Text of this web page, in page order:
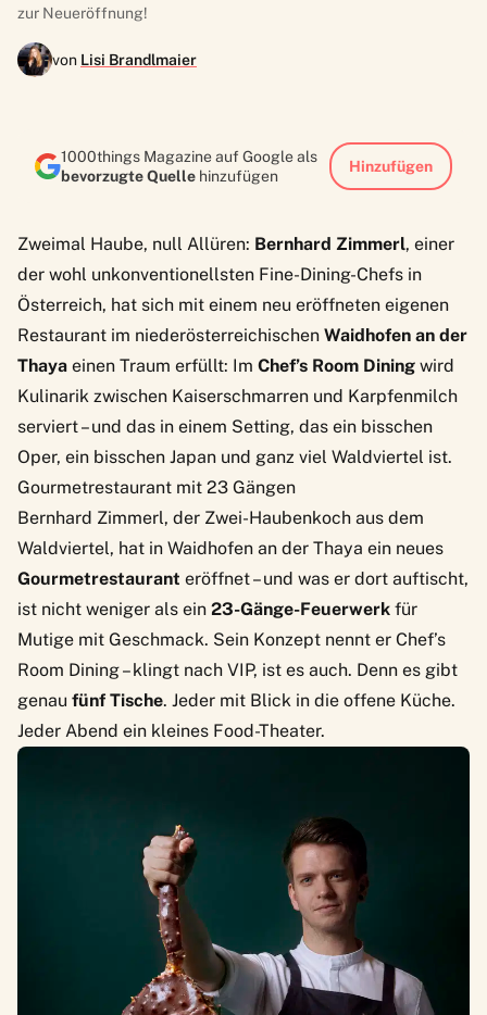
zur Neueröffnung!
von Lisi Brandlmaier
1000things Magazine auf Google als
bevorzugte Quelle hinzufügen
Hinzufügen
Zweimal Haube, null Allüren: Bernhard Zimmerl, einer
der wohl unkonventionellsten Fine-Dining-Chefs in
Österreich, hat sich mit einem neu eröffneten eigenen
Restaurant im niederösterreichischen Waidhofen an der
Thaya einen Traum erfüllt: Im Chef’s Room Dining wird
Kulinarik zwischen Kaiserschmarren und Karpfenmilch
serviert – und das in einem Setting, das ein bisschen
Oper, ein bisschen Japan und ganz viel Waldviertel ist.
Gourmetrestaurant mit 23 Gängen
Bernhard Zimmerl, der Zwei-Haubenkoch aus dem
Waldviertel, hat in Waidhofen an der Thaya ein neues
Gourmetrestaurant eröffnet – und was er dort auftischt,
ist nicht weniger als ein 23-Gänge-Feuerwerk für
Mutige mit Geschmack. Sein Konzept nennt er Chef’s
Room Dining – klingt nach VIP, ist es auch. Denn es gibt
genau fünf Tische. Jeder mit Blick in die offene Küche.
Jeder Abend ein kleines Food-Theater.